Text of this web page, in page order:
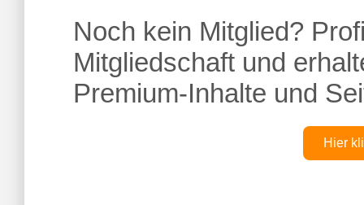
Noch kein Mitglied?
Mitgliedschaft und
Premium-Inhalte und
Hier